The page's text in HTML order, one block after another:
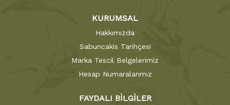
KURUMSAL
Hakkımızda
Sabuncakis Tarihçesi
Marka Tescil Belgelerimiz
Hesap Numaralarımız
FAYDALI BİLGİLER